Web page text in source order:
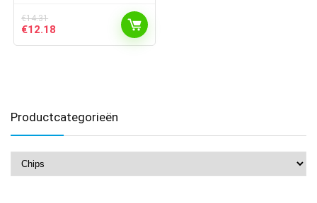
€14.31
Oorspronkelijke
€12.18
Productcategorieën